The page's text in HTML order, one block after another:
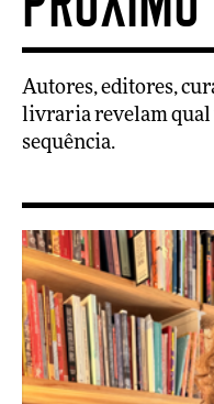
Autores, editores,
livraria revelam
sequência.